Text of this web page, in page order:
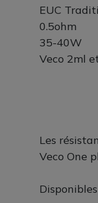
EUC
0.5ohm
35-40W
Veco 2ml
Les
Veco One